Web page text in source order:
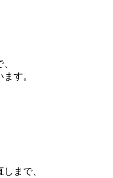
す。
まで、